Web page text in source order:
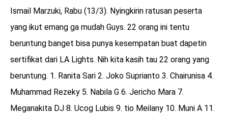
benefit
Ismail Marzuki, Rabu (13/3). Nyingkirin ratusan peserta
yang ikut emang ga mudah Guys. 22 orang ini tentu
beruntung banget bisa punya kesempatan buat dapetin
sertifikat dari LA Lights. Nih kita kasih tau 22 orang yang
beruntung. 1. Ranita Sari 2. Joko Suprianto 3. Chairunisa 4.
Muhammad Rezeky 5. Nabila G 6. Jericho Mara 7.
Meganakita DJ 8. Ucog Lubis 9. tio Meilany 10. Muni A 11.